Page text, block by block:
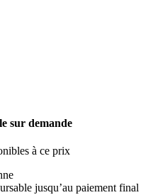
sur demande
à ce prix
jusqu’au paiement final